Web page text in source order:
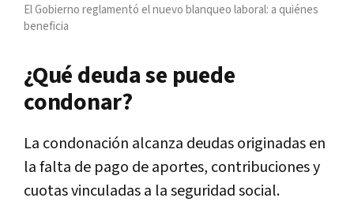
El Gobierno reglamentó el nuevo blanqueo laboral: a quiénes
beneficia
¿Qué deuda se puede
condonar?
La condonación alcanza deudas originadas en
la falta de pago de aportes, contribuciones y
cuotas vinculadas a la seguridad social.